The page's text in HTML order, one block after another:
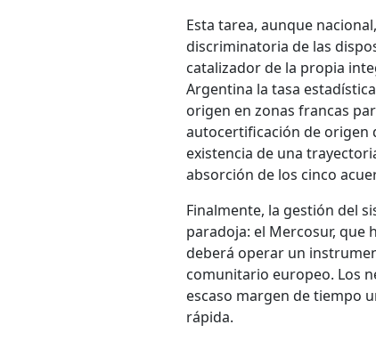
Esta tarea, aunque
discriminatoria de las
catalizador de la propia
Argentina la tasa
origen en zonas francas
autocertificación de origen
existencia de una
absorción de los cinco
Finalmente, la gestión del
paradoja: el Mercosur, que
deberá operar un
comunitario europeo. Los
escaso margen de tiempo
rápida.